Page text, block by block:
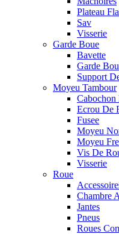
Plateau
Sav
Visserie
Garde Boue
Bavette
Garde
Support
Moyeu Tambour
Ecrou De
Fusee
Moyeu
Moyeu
Vis De
Visserie
Roue
Chambre
Jantes
Pneus
Roues